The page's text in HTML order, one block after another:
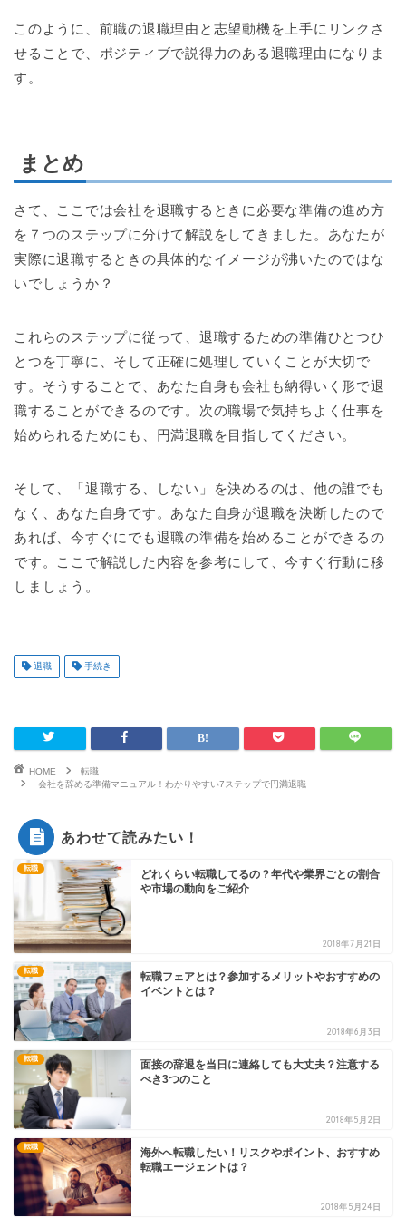
このように、前職の退職理由と志望動機を上手にリンクさ
せることで、ポジティブで説得力のある退職理由になりま
す。
まとめ
さて、ここでは会社を退職するときに必要な準備の進め方
を７つのステップに分けて解説をしてきました。あなたが
実際に退職するときの具体的なイメージが沸いたのではな
いでしょうか？
これらのステップに従って、退職するための準備ひとつひ
とつを丁寧に、そして正確に処理していくことが大切で
す。そうすることで、あなた自身も会社も納得いく形で退
職することができるのです。次の職場で気持ちよく仕事を
始められるためにも、円満退職を目指してください。
そして、「退職する、しない」を決めるのは、他の誰でも
なく、あなた自身です。あなた自身が退職を決断したので
あれば、今すぐにでも退職の準備を始めることができるの
です。ここで解説した内容を参考にして、今すぐ行動に移
しましょう。
退職 手続き
HOME
転職
会社を辞める準備マニュアル！わかりやすい7ステップで円満退職
あわせて読みたい！
転職
どれくらい転職してるの？年代や業界ごとの割合
や市場の動向をご紹介
2018年7月21日
転職
転職フェアとは？参加するメリットやおすすめの
イベントとは？
2018年6月3日
転職
面接の辞退を当日に連絡しても大丈夫？注意する
べき3つのこと
2018年5月2日
転職
海外へ転職したい！リスクやポイント、おすすめ
転職エージェントは？
2018年5月24日